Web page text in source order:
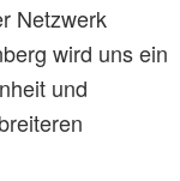
Netzwerk
wird uns ein
und